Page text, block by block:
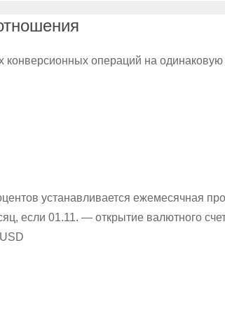
операций на
устанавливается ежемесячная
если 01.11. — открытие валютного